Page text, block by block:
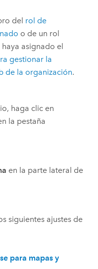
del rol de
o de un rol
asignado el
gestionar la
de la organización.
haga clic en
la pestaña
en la parte lateral de
siguientes ajustes de
para mapas y